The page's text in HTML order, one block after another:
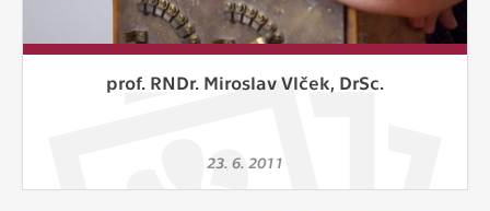
prof. RNDr. Miroslav Vlček, DrSc.
23. 6. 2011